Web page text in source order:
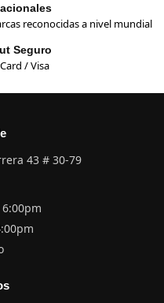
reconocidas a nivel mundial
Seguro
/ Visa
43 # 30-79
6:00pm